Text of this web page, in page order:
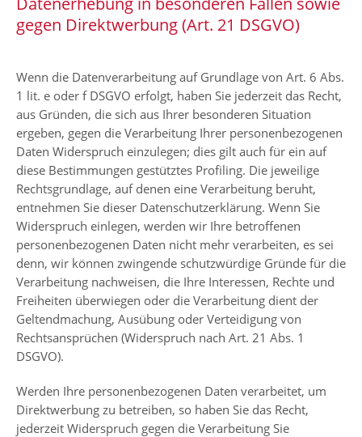
gegen Direktwerbung (Art. 21 DSGVO)
Wenn die Datenverarbeitung auf Grundlage von Art. 6 Abs.
1 lit. e oder f DSGVO erfolgt, haben Sie jederzeit das Recht,
aus Gründen, die sich aus Ihrer besonderen Situation
ergeben, gegen die Verarbeitung Ihrer personenbezogenen
Daten Widerspruch einzulegen; dies gilt auch für ein auf
diese Bestimmungen gestütztes Profiling. Die jeweilige
Rechtsgrundlage, auf denen eine Verarbeitung beruht,
entnehmen Sie dieser Datenschutzerklärung. Wenn Sie
Widerspruch einlegen, werden wir Ihre betroffenen
personenbezogenen Daten nicht mehr verarbeiten, es sei
denn, wir können zwingende schutzwürdige Gründe für die
Verarbeitung nachweisen, die Ihre Interessen, Rechte und
Freiheiten überwiegen oder die Verarbeitung dient der
Geltendmachung, Ausübung oder Verteidigung von
Rechtsansprüchen (Widerspruch nach Art. 21 Abs. 1
DSGVO).
Werden Ihre personenbezogenen Daten verarbeitet, um
Direktwerbung zu betreiben, so haben Sie das Recht,
jederzeit Widerspruch gegen die Verarbeitung Sie